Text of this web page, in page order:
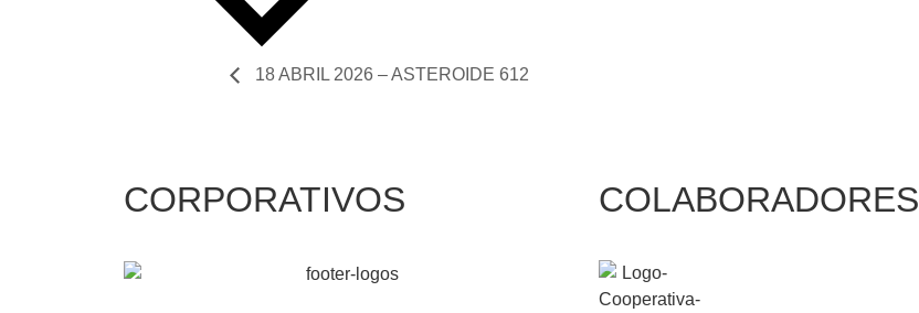
18 ABRIL 2026 – ASTEROIDE 612
CORPORATIVOS COLABORADORES